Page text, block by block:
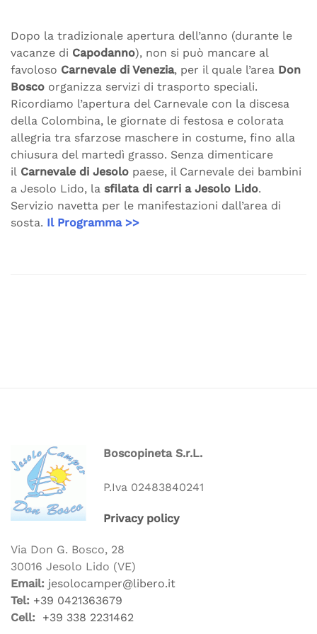
Dopo la tradizionale apertura dell’anno (durante le
vacanze di Capodanno), non si può mancare al
favoloso Carnevale di Venezia, per il quale l’area Don
Bosco organizza servizi di trasporto speciali.
Ricordiamo l’apertura del Carnevale con la discesa
della Colombina, le giornate di festosa e colorata
allegria tra sfarzose maschere in costume, fino alla
chiusura del martedì grasso. Senza dimenticare
il Carnevale di Jesolo paese, il Carnevale dei bambini
a Jesolo Lido, la sfilata di carri a Jesolo Lido.
Servizio navetta per le manifestazioni dall’area di
sosta. Il Programma >>
Boscopineta S.r.L.
P.Iva 02483840241
Privacy policy
Via Don G. Bosco, 28
30016 Jesolo Lido (VE)
Email: jesolocamper@libero.it
Tel: +39 0421363679
Cell: +39 338 2231462